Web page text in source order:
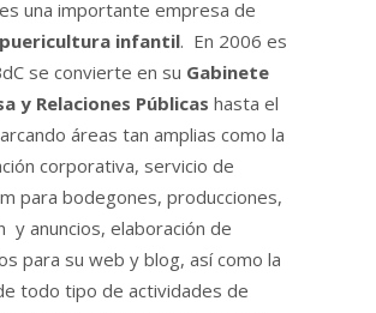
es una importante empresa de
infantil. En 2006 es
se convierte en su Gabinete
y Relaciones Públicas hasta el
áreas tan amplias como la
corporativa, servicio de
para bodegones, producciones,
y anuncios, elaboración de
para su web y blog, así como la
todo tipo de actividades de